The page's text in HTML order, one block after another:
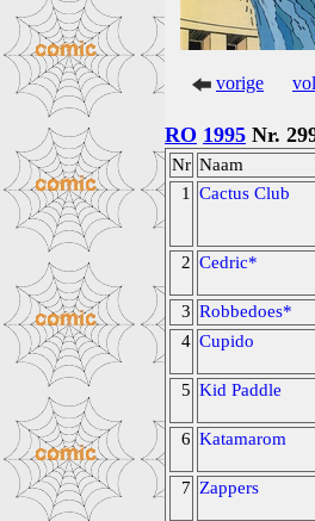
vorige
RO 1995 Nr.
Nr Naam
1
Cactus Club
2 Cedric*
3 Robbedoes*
4 Cupido
5 Kid Paddle
6 Katamarom
7 Zappers